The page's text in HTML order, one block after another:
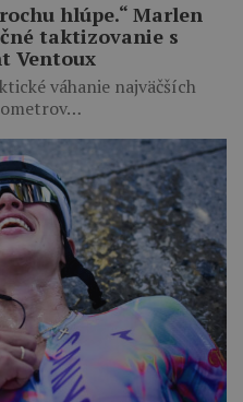
hlúpe.“ Marlen
taktizovanie s
Ventoux
váhanie najväčších